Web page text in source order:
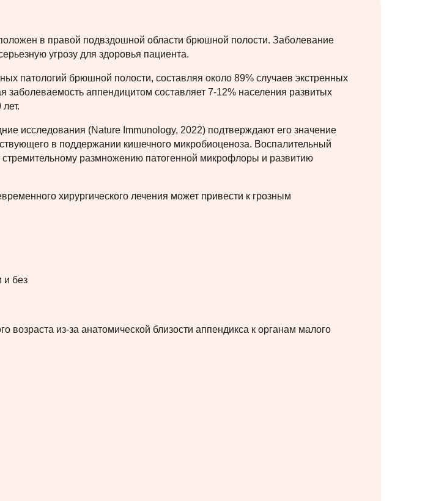
в правой подвздошной области брюшной полости. Заболевание
угрозу для здоровья пациента.
патологий брюшной полости, составляя около 89% случаев экстренных
аппендицитом составляет 7-12% населения развитых
исследования (Nature Immunology, 2022) подтверждают его значение
в поддержании кишечного микробиоценоза. Воспалительный
стремительному размножению патогенной микрофлоры и развитию
хирургического лечения может привести к грозным
и без
возраста из-за анатомической близости аппендикса к органам малого